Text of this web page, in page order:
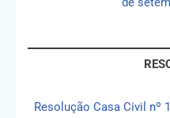
Resolução Casa Civil nº